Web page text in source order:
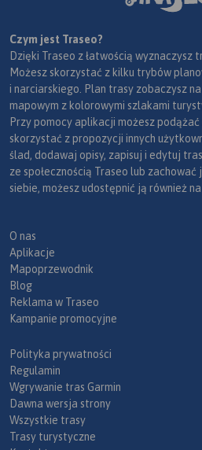
Czym jest Traseo?
Dzięki Traseo z łatwością wyznaczysz
Możesz skorzystać z kilku trybów
i narciarskiego. Plan trasy zobaczysz
mapowym z kolorowymi szlakami
Przy pomocy aplikacji możesz
skorzystać z propozycji innych
ślad, dodawaj opisy, zapisuj i edytuj
ze społecznością Traseo lub
siebie, możesz udostępnić ją również
O nas
Aplikacje
Mapoprzewodnik
Blog
Reklama w Traseo
Kampanie promocyjne
Polityka prywatności
Regulamin
Wgrywanie tras Garmin
Dawna wersja strony
Wszystkie trasy
Trasy turystyczne